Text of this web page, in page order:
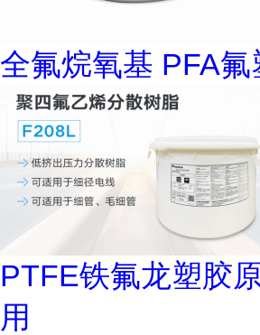
全氟烷氧基 PFA氟
PTFE铁氟龙塑胶
用